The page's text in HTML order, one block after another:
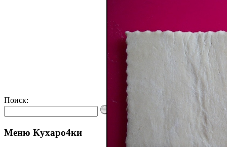
Поиск:
Меню Кухаро4ки